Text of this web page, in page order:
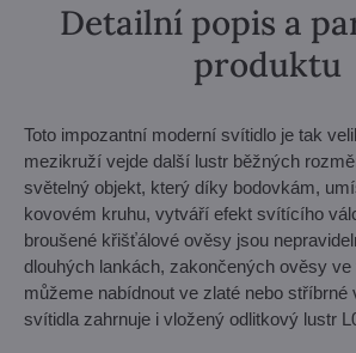
Detailní popis a
produktu
Toto impozantní moderní svítidlo je tak
mezikruží vejde další lustr běžných
světelný objekt, který díky bodovkám,
kovovém kruhu, vytváří efekt svítícího
broušené křišťálové ověsy jsou
dlouhých lankách, zakončených ověsy
můžeme nabídnout ve zlaté nebo stříbrné
svítidla zahrnuje i vložený odlitkový lustr